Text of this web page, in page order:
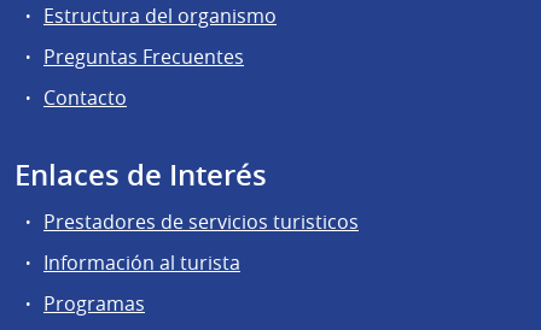
Estructura del organismo
Preguntas Frecuentes
Contacto
Enlaces de Interés
Prestadores de servicios turisticos
Información al turista
Programas